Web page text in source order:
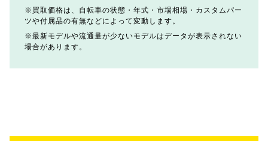
買取価格は、自転車の状態・年式・市場相場・カスタムパー
ツや付属品の有無などによって変動します。
最新モデルや流通量が少ないモデルはデータが表示されない
場合があります。